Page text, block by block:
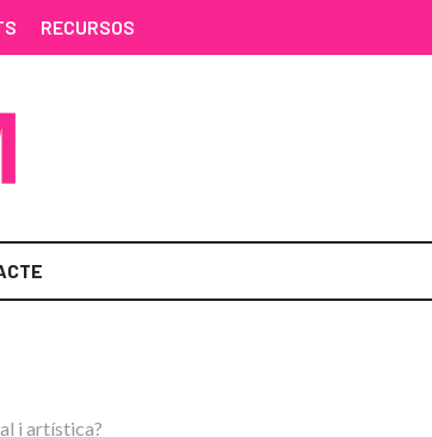
RECURSOS
i artística?